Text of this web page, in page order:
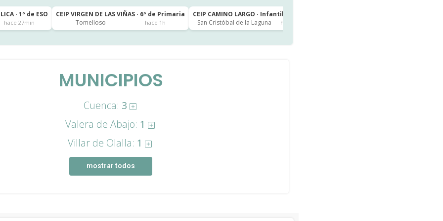
· 1º de ESO
hace 27min
CEIP VIRGEN DE LAS VIÑAS · 6º de Primaria
Tomelloso
hace 1h
CEIP CAMINO LARGO · Infantil 5 años
San Cristóbal de la Laguna
hace 9h
MUNICIPIOS
Cuenca: 3
Valera de Abajo: 1
Villar de Olalla: 1
mostrar todos